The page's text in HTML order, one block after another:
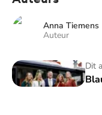
Anna Tiemens
Auteur
Dit
Blauw Bloed - TV